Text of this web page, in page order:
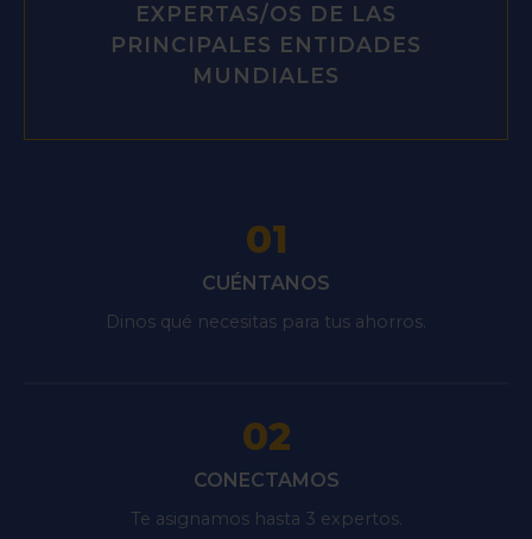
EXPERTAS/OS DE LAS
PRINCIPALES ENTIDADES
MUNDIALES
01
CUÉNTANOS
Dinos qué necesitas para tus ahorros.
02
CONECTAMOS
Te asignamos hasta 3 expertos.